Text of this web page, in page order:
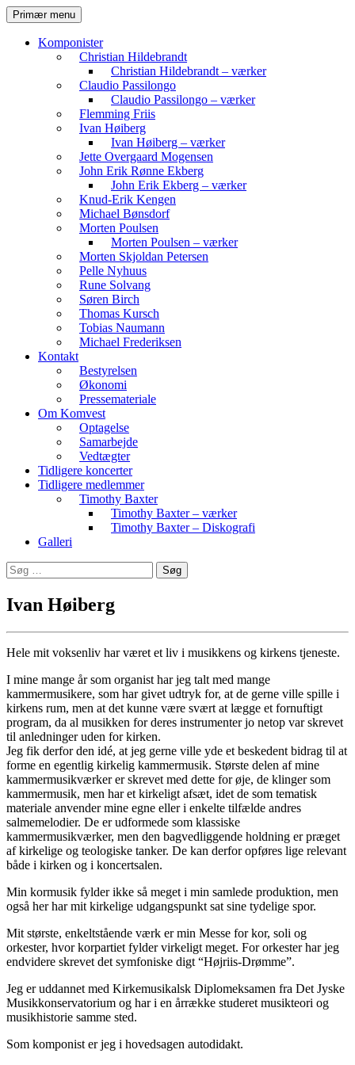
Hop
til
indhold
Komvest
SøgPrimær menu
Komponister
Christian Hildebrandt
Christian Hildebrandt – værker
Claudio Passilongo
Claudio Passilongo – værker
Flemming Friis
Ivan Høiberg
Ivan Høiberg – værker
Jette Overgaard Mogensen
John Erik Rønne Ekberg
John Erik Ekberg – værker
Knud-Erik Kengen
Michael Bønsdorf
Morten Poulsen
Morten Poulsen – værker
Morten Skjoldan Petersen
Pelle Nyhuus
Rune Solvang
Søren Birch
Thomas Kursch
Tobias Naumann
Michael Frederiksen
Kontakt
Bestyrelsen
Økonomi
Pressemateriale
Om Komvest
Optagelse
Samarbejde
Vedtægter
Tidligere koncerter
Tidligere medlemmer
Timothy Baxter
Timothy Baxter – værker
Timothy Baxter – Diskografi
Galleri
Søg
efter:
Ivan Høiberg
Hele mit voksenliv har været et liv i musikkens og kirkens tjeneste.
I mine mange år som organist har jeg talt med mange
kammermusikere, som har givet udtryk for, at de gerne ville spille i
kirkens rum, men at det kunne være svært at lægge et fornuftigt
program, da al musikken for deres instrumenter jo netop var skrevet
til anledninger uden for kirken.
Jeg fik derfor den idé, at jeg gerne ville yde et beskedent bidrag til at
forme en egentlig kirkelig kammermusik. Største delen af mine
kammermusikværker er skrevet med dette for øje, de klinger som
kammermusik, men har et kirkeligt afsæt, idet de som tematisk
materiale anvender mine egne eller i enkelte tilfælde andres
salmemelodier. De er udformede som klassiske
kammermusikværker, men den bagvedliggende holdning er præget
af kirkelige og teologiske tanker. De kan derfor opføres lige relevant
både i kirken og i koncertsalen.
Min kormusik fylder ikke så meget i min samlede produktion, men
også her har mit kirkelige udgangspunkt sat sine tydelige spor.
Mit største, enkeltstående værk er min Messe for kor, soli og
orkester, hvor korpartiet fylder virkeligt meget. For orkester har jeg
endvidere skrevet det symfoniske digt “Højriis-Drømme”.
Jeg er uddannet med Kirkemusikalsk Diplomeksamen fra Det Jyske
Musikkonservatorium og har i en årrække studeret musikteori og
musikhistorie samme sted.
Som komponist er jeg i hovedsagen autodidakt.